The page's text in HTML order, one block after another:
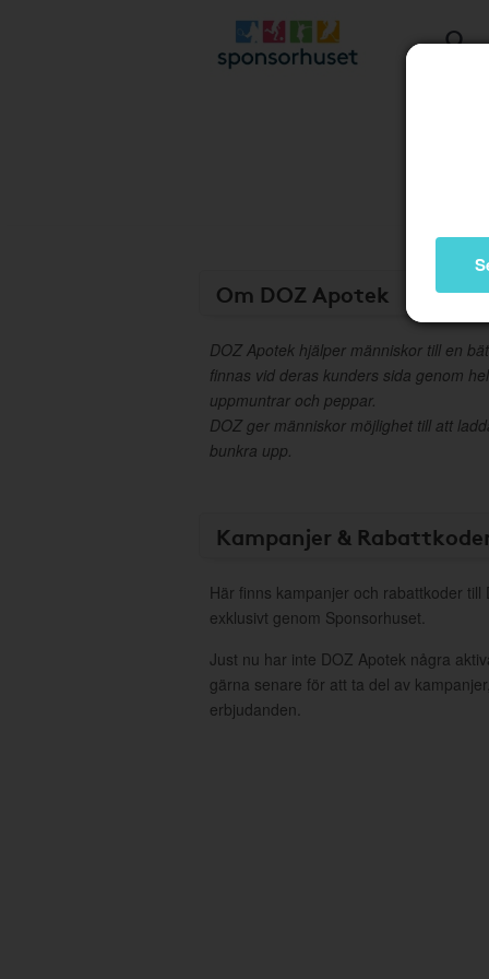
Om DOZ Apotek
DOZ Apotek hjälper människor till en
finnas vid deras kunders sida genom
uppmuntrar och peppar.
DOZ ger människor möjlighet till att
bunkra upp.
Kampanjer &
Här finns kampanjer och rabattkoder
exklusivt genom Sponsorhuset.
Just nu har inte DOZ Apotek några
gärna senare för att ta del av
erbjudanden.